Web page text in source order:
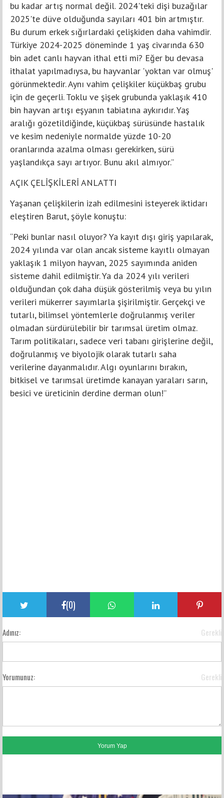
bu kadar artış normal değil. 2024'teki dişi buzağılar
2025'te düve olduğunda sayıları 401 bin artmıştır.
Bu durum erkek sığırlardaki çelişkiden daha vahimdir.
Türkiye 2024-2025 döneminde 1 yaş civarında 630
bin adet canlı hayvan ithal etti mi? Eğer bu devasa
ithalat yapılmadıysa, bu hayvanlar 'yoktan var olmuş'
görünmektedir. Aynı vahim çelişkiler küçükbaş grubu
için de geçerli. Toklu ve şişek grubunda yaklaşık 410
bin hayvan artışı eşyanın tabiatına aykırıdır. Yaş
aralığı gözetildiğinde, küçükbaş sürüsünde hastalık
ve kesim nedeniyle normalde yüzde 10-20
oranlarında azalma olması gerekirken, sürü
yaşlandıkça sayı artıyor. Bunu akıl almıyor.”
AÇIK ÇELİŞKİLERİ ANLATTI
Yaşanan çelişkilerin izah edilmesini isteyerek iktidarı
eleştiren Barut, şöyle konuştu:
“Peki bunlar nasıl oluyor? Ya kayıt dışı giriş yapılarak,
2024 yılında var olan ancak sisteme kayıtlı olmayan
yaklaşık 1 milyon hayvan, 2025 sayımında aniden
sisteme dahil edilmiştir. Ya da 2024 yılı verileri
olduğundan çok daha düşük gösterilmiş veya bu yılın
verileri mükerrer sayımlarla şişirilmiştir. Gerçekçi ve
tutarlı, bilimsel yöntemlerle doğrulanmış veriler
olmadan sürdürülebilir bir tarımsal üretim olmaz.
Tarım politikaları, sadece veri tabanı girişlerine değil,
doğrulanmış ve biyolojik olarak tutarlı saha
verilerine dayanmalıdır. Algı oyunlarını bırakın,
bitkisel ve tarımsal üretimde kanayan yaraları sarın,
besici ve üreticinin derdine derman olun!”
(0)
Adınız: Gerekli
Yorumunuz: Gerekli